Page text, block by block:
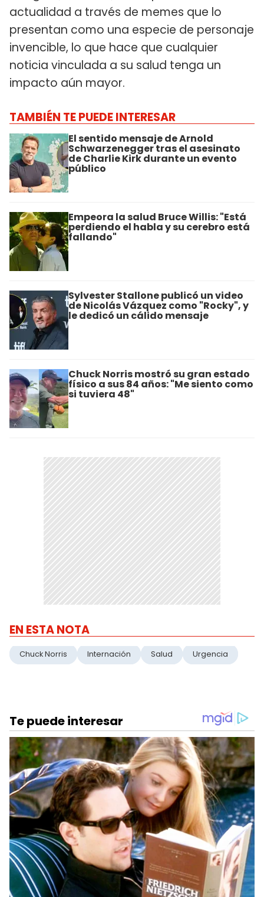
actualidad a través de memes que lo
presentan como una especie de personaje
invencible, lo que hace que cualquier
noticia vinculada a su salud tenga un
impacto aún mayor.
TAMBIÉN TE PUEDE INTERESAR
El sentido mensaje de Arnold
Schwarzenegger tras el asesinato
de Charlie Kirk durante un evento
público
Empeora la salud Bruce Willis: "Está
perdiendo el habla y su cerebro está
fallando"
Sylvester Stallone publicó un video
de Nicolás Vázquez como "Rocky", y
le dedicó un cálido mensaje
Chuck Norris mostró su gran estado
físico a sus 84 años: "Me siento como
si tuviera 48"
EN ESTA NOTA
Chuck Norris Internación Salud Urgencia